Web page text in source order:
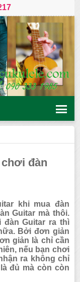
đàn
khi mua đàn
Guitar mà thôi.
đàn Guitar ra thì
Bởi đơn giản
giản là chỉ cần
nếu bạn chơi
ra không chỉ
đủ mà còn còn